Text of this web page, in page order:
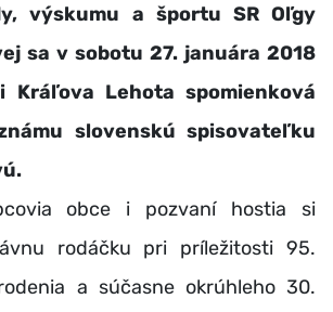
výskumu a športu SR Oľgy
sa v sobotu 27. januára 2018
Kráľova Lehota spomienková
slovenskú spisovateľku
obce i pozvaní hostia si
rodáčku pri príležitosti 95.
a súčasne okrúhleho 30.